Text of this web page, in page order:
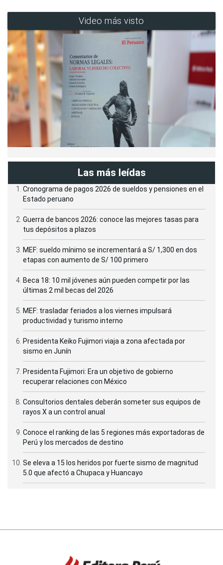
Video más visto
Las más leídas
Cronograma de pagos 2026 de sueldos y pensiones en el
Estado peruano
Guerra de bancos 2026: conoce las mejores tasas para
tus depósitos a plazos
MEF: sueldo mínimo se incrementará a S/ 1,300 en dos
etapas con aumento de S/ 100 primero
Beca 18: 10 mil jóvenes aún pueden competir por las
últimas 2 mil becas del 2026
MEF: trasladar feriados a los viernes impulsará
productividad y turismo interno
Presidenta Keiko Fujimori viaja a zona afectada por
sismo en Junín
Presidenta Fujimori: Era un objetivo de gobierno
recuperar relaciones con México
Consultorios dentales deberán someter sus equipos de
rayos X a un control anual
Conoce el ranking de las 5 regiones más exportadoras de
Perú y los mercados de destino
Se eleva a 15 los heridos por fuerte sismo de magnitud
5.0 que afectó a Chupaca y Huancayo